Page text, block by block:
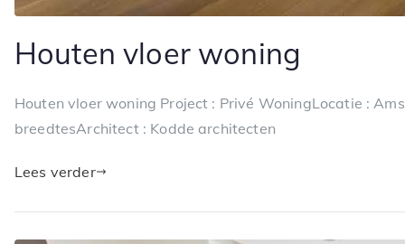
Houten vloer woning
Houten vloer woning Project : Privé WoningLocatie :
breedtesArchitect : Kodde architecten
Lees verder